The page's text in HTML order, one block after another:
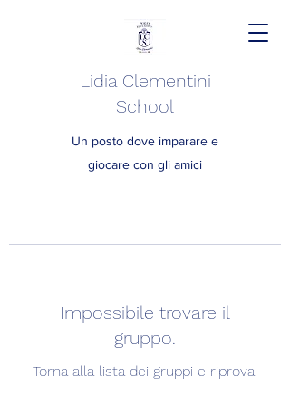
Lidia Clementini
School
Un posto dove imparare e
giocare con gli amici
Impossibile trovare il
gruppo.
Torna alla lista dei gruppi e riprova.